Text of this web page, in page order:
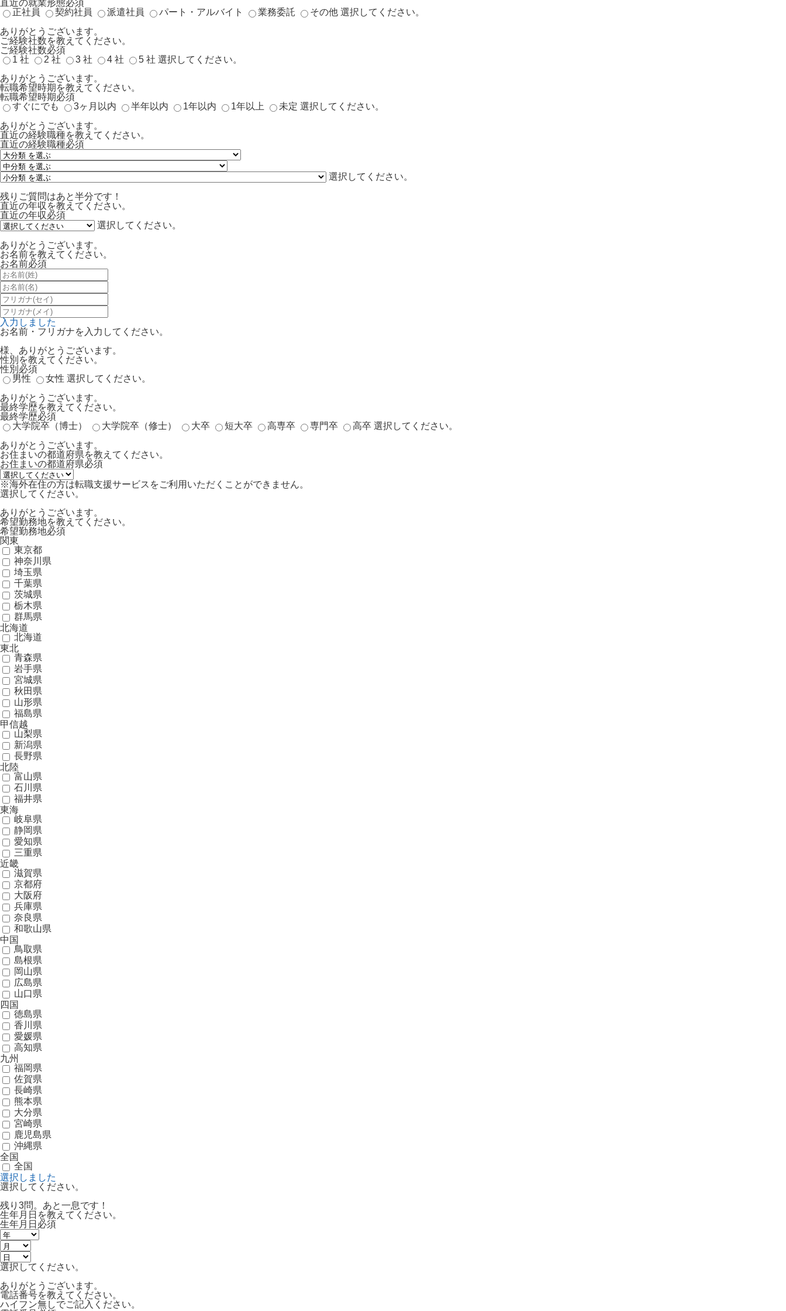
直近の就業形態必須
正社員
契約社員 派遣社員 パート・アルバイト 業務委託 その他 選択してください。
ありがとうございます。
ご経験社数を教えてください。
ご経験社数必須
1 社
2 社 3 社 4 社 5 社 選択してください。
ありがとうございます。
転職希望時期を教えてください。
転職希望時期必須
すぐにでも
3ヶ月以内 半年以内 1年以内 1年以上 未定 選択してください。
ありがとうございます。
直近の経験職種を教えてください。
直近の経験職種必須
選択してください。
残りご質問はあと半分です！
直近の年収を教えてください。
直近の年収必須
選択してください。
ありがとうございます。
お名前を教えてください。
お名前必須
入力しました
お名前・フリガナを入力してください。
様、ありがとうございます。
性別を教えてください。
性別 必須
男性
女性 選択してください。
ありがとうございます。
最終学歴を教えてください。
最終学歴必須
大学院卒（博士）
大学院卒（修士） 大卒 短大卒 高専卒 専門卒 高卒 選択してください。
ありがとうございます。
お住まいの都道府県を教えてください。
お住まいの都道府県必須
※海外在住の方は転職支援サービスをご利用いただくことができません。
選択してください。
ありがとうございます。
希望勤務地を教えてください。
希望勤務地必須
関東
東京都
神奈川県
埼玉県
千葉県
茨城県
栃木県
群馬県
北海道
北海道
東北
青森県
岩手県
宮城県
秋田県
山形県
福島県
甲信越
山梨県
新潟県
長野県
北陸
富山県
石川県
福井県
東海
岐阜県
静岡県
愛知県
三重県
近畿
滋賀県
京都府
大阪府
兵庫県
奈良県
和歌山県
中国
鳥取県
島根県
岡山県
広島県
山口県
四国
徳島県
香川県
愛媛県
高知県
九州
福岡県
佐賀県
長崎県
熊本県
大分県
宮崎県
鹿児島県
沖縄県
全国
全国
選択しました
選択してください。
残り3問。あと一息です！
生年月日を教えてください。
生年月日 必須
選択してください。
ありがとうございます。
電話番号を教えてください。
ハイフン無しでご記入ください。